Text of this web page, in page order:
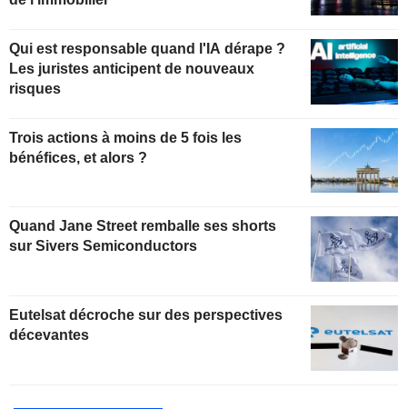
Qui est responsable quand l'IA dérape ?
Les juristes anticipent de nouveaux
risques
Trois actions à moins de 5 fois les
bénéfices, et alors ?
Quand Jane Street remballe ses shorts
sur Sivers Semiconductors
Eutelsat décroche sur des perspectives
décevantes